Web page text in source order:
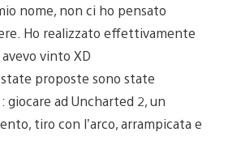
nome, non ci ho pensato
Ho realizzato effettivamente
vinto XD
proposte sono state
ad Uncharted 2, un
tiro con l’arco, arrampicata e